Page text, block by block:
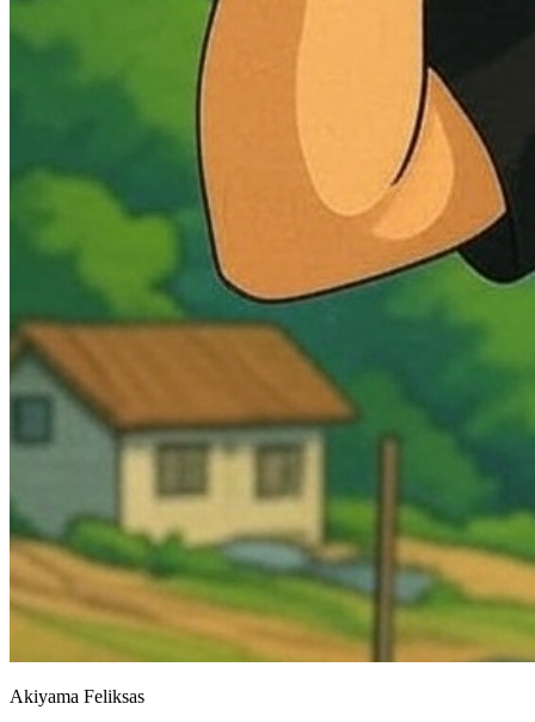
Akiyama Feliksas